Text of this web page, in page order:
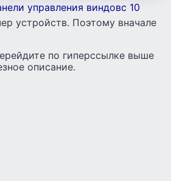
управления виндовс 10
устройств. Поэтому вначале
по гиперссылке выше
описание.